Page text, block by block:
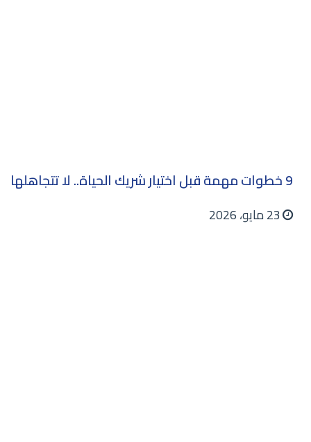
9 خطوات مهمة قبل اختيار شريك الحياة.. لا تتجاهلها
23 مايو، 2026